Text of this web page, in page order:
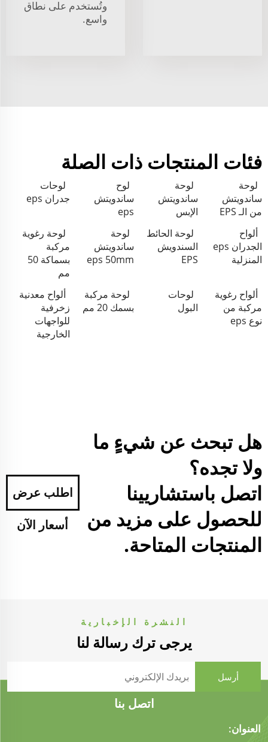
وتُستخدم على نطاق
واسع.
فئات المنتجات ذات الصلة
لوحة
ساندويتش
من الـ EPS
لوحة
ساندويتش
الإبس
لوح
ساندويتش
eps
لوحات
جدران eps
ألواح
الجدران eps
المنزلية
لوحة الحائط
السندويش
EPS
لوحة
ساندويتش
eps 50mm
لوحة رغوية
مركبة
بسماكة 50
مم
ألواح رغوية
مركبة من
نوع eps
لوحات
البول
لوحة مركبة
بسمك 20 مم
ألواح معدنية
زخرفية
للواجهات
الخارجية
هل تبحث عن شيءٍ ما
ولا تجده؟
اتصل باستشاريينا
للحصول على مزيد من
المنتجات المتاحة.
اطلب عرض
أسعار الآن
النشرة الإخبارية
يرجى ترك رسالة لنا
اتصل بنا
العنوان: